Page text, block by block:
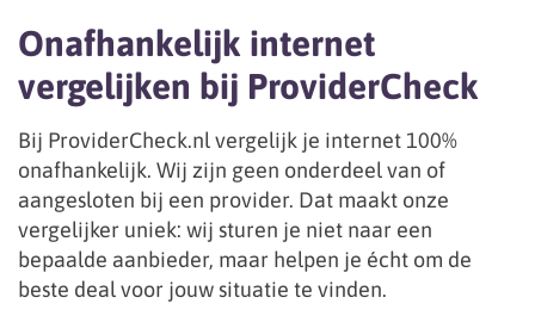
Onafhankelijk internet
vergelijken bij ProviderCheck
Bij ProviderCheck.nl vergelijk je internet 100%
onafhankelijk. Wij zijn geen onderdeel van of
aangesloten bij een provider. Dat maakt onze
vergelijker uniek: wij sturen je niet naar een
bepaalde aanbieder, maar helpen je écht om de
beste deal voor jouw situatie te vinden.